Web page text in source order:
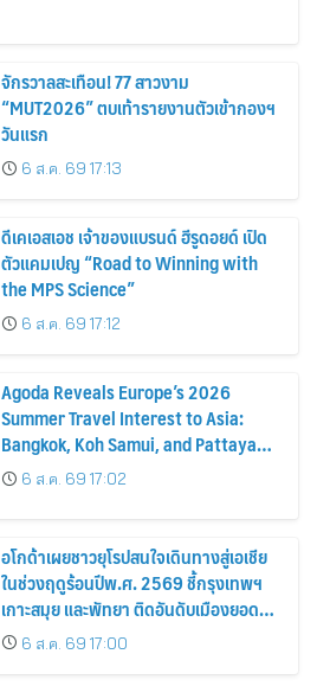
จักรวาลสะเทือน! 77 สาวงาม
“MUT2026” ตบเท้ารายงานตัวเข้ากองฯ
วันแรก
6 ส.ค. 69 17:13
ดีเคเอสเอช เจ้าของแบรนด์ ฮีรูดอยด์ เปิด
ตัวแคมเปญ “Road to Winning with
the MPS Science”
6 ส.ค. 69 17:12
Agoda Reveals Europe’s 2026
Summer Travel Interest to Asia:
Bangkok, Koh Samui, and Pattaya
Among the Top Cities
6 ส.ค. 69 17:02
อโกด้าเผยชาวยุโรปสนใจเดินทางสู่เอเชีย
ในช่วงฤดูร้อนปีพ.ศ. 2569 ชี้กรุงเทพฯ
เกาะสมุย และพัทยา ติดอันดับเมืองยอด
นิยม6 ส.ค. 69 17:00